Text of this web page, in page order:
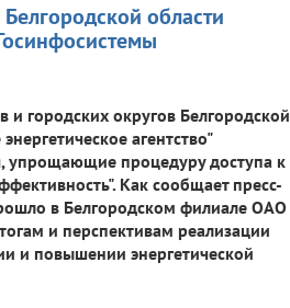
области
городских округов Белгородской
агентство"
упрощающие процедуру доступа к
Как сообщает пресс-
в Белгородском филиале ОАО
и перспективам реализации
и повышении энергетической